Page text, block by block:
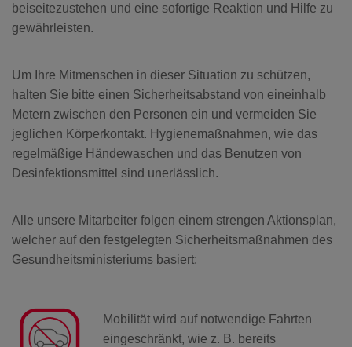
RAUCHMELDER
WASSERMELDER
SOS & ÜBERFALL
GUARDIAN
KEYFOB
TÜRSICHERHEIT
EINBRUCH-TRACKER
beiseitezustehen und eine sofortige Reaktion und Hilfe zu
gewährleisten.
Um Ihre Mitmenschen in dieser Situation zu schützen,
halten Sie bitte einen Sicherheitsabstand von eineinhalb
Metern zwischen den Personen ein und vermeiden Sie
jeglichen Körperkontakt. Hygienemaßnahmen, wie das
regelmäßige Händewaschen und das Benutzen von
Desinfektionsmittel sind unerlässlich.
Alle unsere Mitarbeiter folgen einem strengen Aktionsplan,
welcher auf den festgelegten Sicherheitsmaßnahmen des
Gesundheitsministeriums basiert:
Mobilität wird auf notwendige Fahrten
eingeschränkt, wie z. B. bereits